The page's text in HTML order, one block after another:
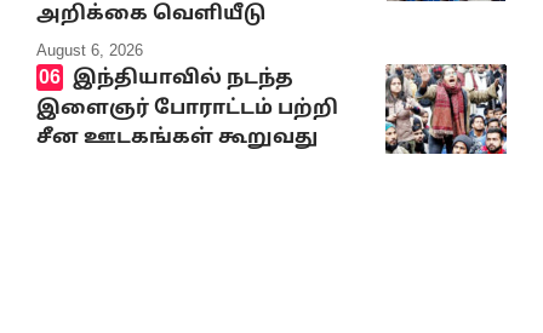
அறிக்கை வெளியீடு
August 6, 2026
இந்தியாவில் நடந்த
இளைஞர் போராட்டம் பற்றி
சீன ஊடகங்கள் கூறுவது